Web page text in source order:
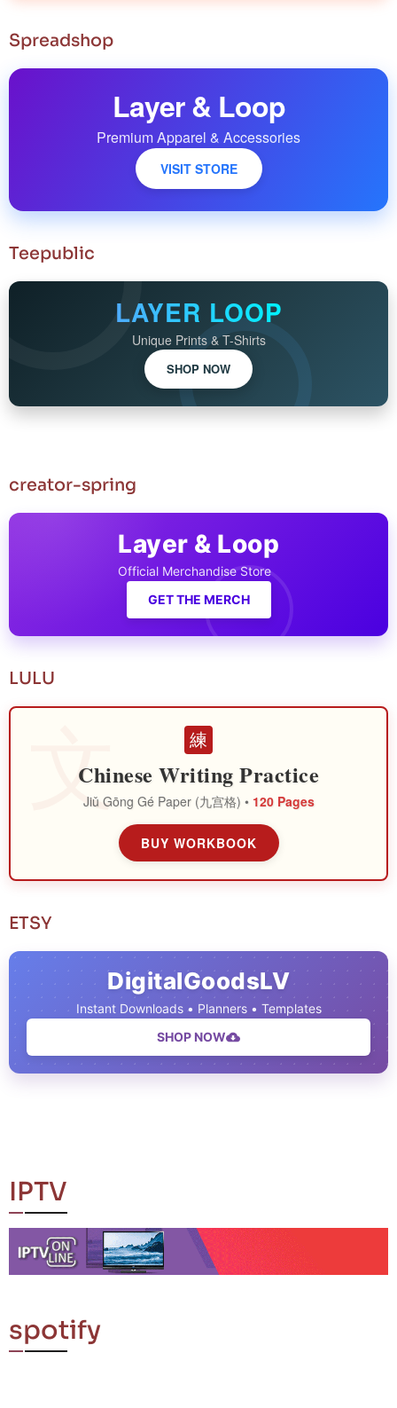
Spreadshop
Layer & Loop
Premium Apparel & Accessories
VISIT STORE
Teepublic
LAYER LOOP
Unique Prints & T-Shirts
SHOP NOW
creator-spring
Layer & Loop
Official Merchandise Store
GET THE MERCH
LULU
練
Chinese Writing Practice
Jiǔ Gōng Gé Paper (九宫格) • 120 Pages
BUY WORKBOOK
ETSY
DigitalGoodsLV
Instant Downloads • Planners • Templates
SHOP NOW
IPTV
spotify